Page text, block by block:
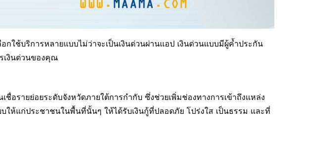
กใช้บริการหลายแบบไม่ว่าจะเป็นเงินด่วนผ่านแอป เงินด่วนแบบมีผู้ค้ำประกัน
เงินด่วนของคุณ
อรายย่อยระดับจังหวัดภายใต้การกำกับ ซึ่งช่วยเพิ่มช่องทางการเข้าถึงแหล่ง
ห้แก่ประชาชนในพื้นที่นั้นๆ ให้ได้รับเงินกู้ที่ปลอดภัย โปร่งใส เป็นธรรม และที่